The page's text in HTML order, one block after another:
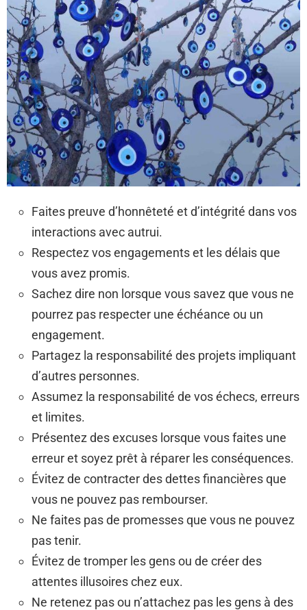
Faites preuve d’honnêteté et d’intégrité dans vos
interactions avec autrui.
Respectez vos engagements et les délais que
vous avez promis.
Sachez dire non lorsque vous savez que vous ne
pourrez pas respecter une échéance ou un
engagement.
Partagez la responsabilité des projets impliquant
d’autres personnes.
Assumez la responsabilité de vos échecs, erreurs
et limites.
Présentez des excuses lorsque vous faites une
erreur et soyez prêt à réparer les conséquences.
Évitez de contracter des dettes financières que
vous ne pouvez pas rembourser.
Ne faites pas de promesses que vous ne pouvez
pas tenir.
Évitez de tromper les gens ou de créer des
attentes illusoires chez eux.
Ne retenez pas ou n’attachez pas les gens à des